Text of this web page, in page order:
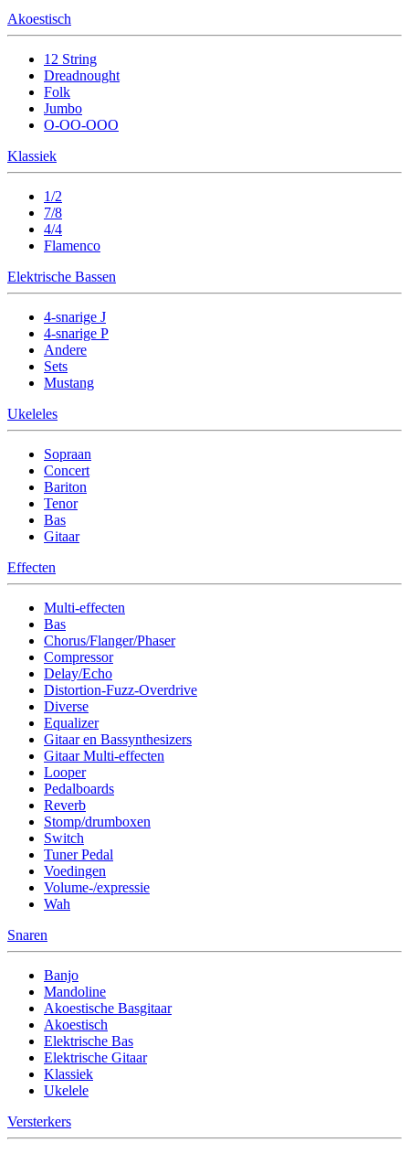
Akoestisch
12 String
Dreadnought
Folk
Jumbo
O-OO-OOO
Klassiek
1/2
7/8
4/4
Flamenco
Elektrische Bassen
4-snarige J
4-snarige P
Andere
Sets
Mustang
Ukeleles
Sopraan
Concert
Bariton
Tenor
Bas
Gitaar
Effecten
Multi-effecten
Bas
Chorus/Flanger/Phaser
Compressor
Delay/Echo
Distortion-Fuzz-Overdrive
Diverse
Equalizer
Gitaar en Bassynthesizers
Gitaar Multi-effecten
Looper
Pedalboards
Reverb
Stomp/drumboxen
Switch
Tuner Pedal
Voedingen
Volume-/expressie
Wah
Snaren
Banjo
Mandoline
Akoestische Basgitaar
Akoestisch
Elektrische Bas
Elektrische Gitaar
Klassiek
Ukelele
Versterkers